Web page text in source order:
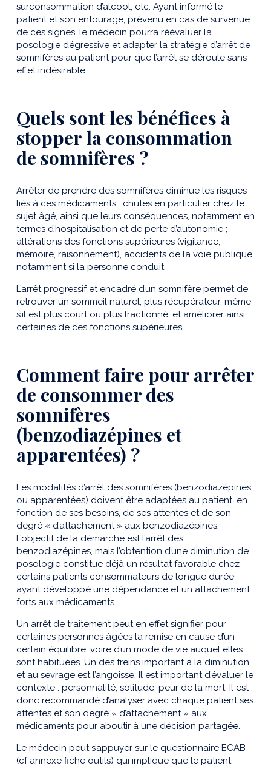
surconsommation d’alcool, etc. Ayant informé le
patient et son entourage, prévenu en cas de survenue
de ces signes, le médecin pourra réévaluer la
posologie dégressive et adapter la stratégie d’arrêt de
somnifères au patient pour que l’arrêt se déroule sans
effet indésirable.
Quels sont les bénéfices à
stopper la consommation
de somnifères ?
Arrêter de prendre des somnifères diminue les risques
liés à ces médicaments : chutes en particulier chez le
sujet âgé, ainsi que leurs conséquences, notamment en
termes d’hospitalisation et de perte d’autonomie ;
altérations des fonctions supérieures (vigilance,
mémoire, raisonnement), accidents de la voie publique,
notamment si la personne conduit.
L’arrêt progressif et encadré d’un somnifère permet de
retrouver un sommeil naturel, plus récupérateur, même
s’il est plus court ou plus fractionné, et améliorer ainsi
certaines de ces fonctions supérieures.
Comment faire pour arrêter
de consommer des
somnifères
(benzodiazépines et
apparentées) ?
Les modalités d’arrêt des somnifères (benzodiazépines
ou apparentées) doivent être adaptées au patient, en
fonction de ses besoins, de ses attentes et de son
degré « d’attachement » aux benzodiazépines.
L’objectif de la démarche est l’arrêt des
benzodiazépines, mais l’obtention d’une diminution de
posologie constitue déjà un résultat favorable chez
certains patients consommateurs de longue durée
ayant développé une dépendance et un attachement
forts aux médicaments.
Un arrêt de traitement peut en effet signifier pour
certaines personnes âgées la remise en cause d’un
certain équilibre, voire d’un mode de vie auquel elles
sont habituées. Un des freins important à la diminution
et au sevrage est l’angoisse. Il est important d’évaluer le
contexte : personnalité, solitude, peur de la mort. Il est
donc recommandé d’analyser avec chaque patient ses
attentes et son degré « d’attachement » aux
médicaments pour aboutir à une décision partagée.
Le médecin peut s’appuyer sur le questionnaire ECAB
(cf annexe fiche outils) qui implique que le patient